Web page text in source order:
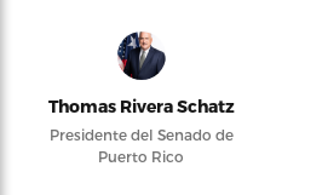
Thomas Rivera Schatz
Presidente del Senado de
Puerto Rico